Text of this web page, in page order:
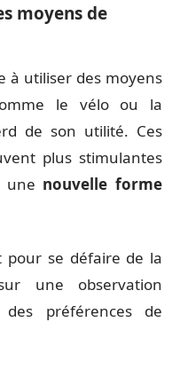
moyens de
à utiliser des moyens
le vélo ou la
de son utilité. Ces
plus stimulantes
une nouvelle forme
se défaire de la
une observation
préférences de